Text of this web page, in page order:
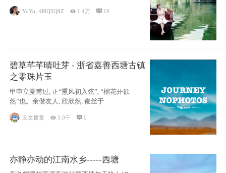
小桥流水
YoYo_4J8Q5Q9Z  1.4万  18
碧草芊芊晴吐芽 - 浙省嘉善西塘古镇
之零珠片玉
甲申立夏甫过, 正“熏风初入弦”, “榴花开欲
然”也。余偕友人, 欣欣然, 鞭丝于
玉文麟章  3.0千 0
亦静亦动的江南水乡-----西塘